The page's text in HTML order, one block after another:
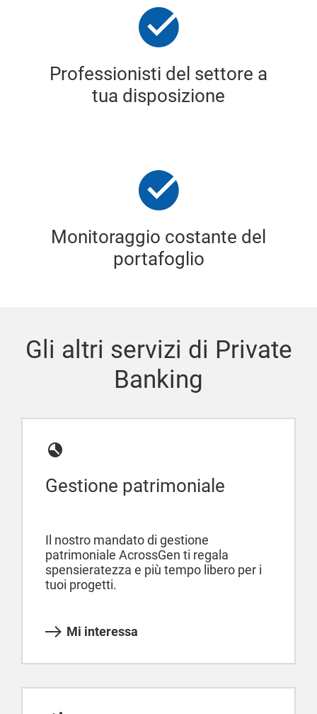
Professionisti del settore a
tua disposizione
Monitoraggio costante del
portafoglio
Gli altri servizi di Private
Banking
Gestione patrimoniale
Il nostro mandato di gestione
patrimoniale AcrossGen ti regala
spensieratezza e più tempo libero per i
tuoi progetti.
Mi interessa